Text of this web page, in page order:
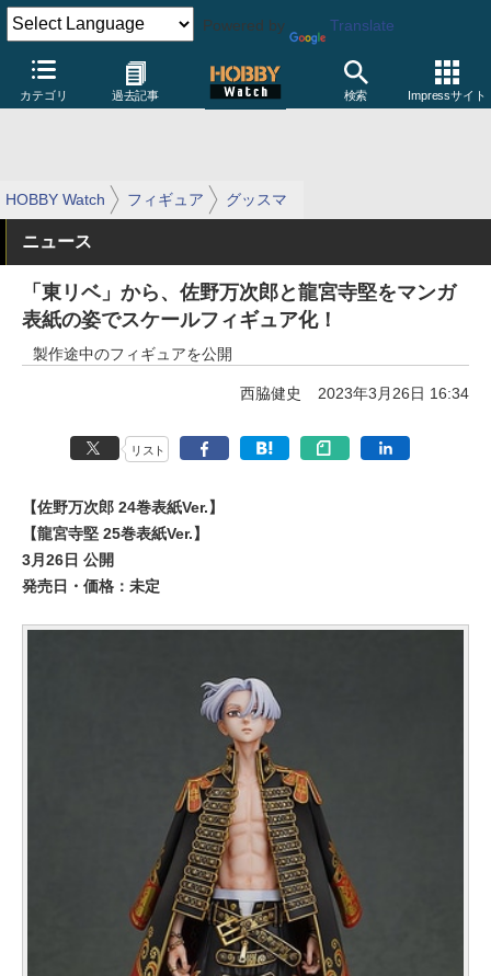
Powered by Translate
カテゴリ 過去記事 検索 Impressサイト
HOBBY Watch フィギュア グッスマ
ニュース
「東リベ」から、佐野万次郎と龍宮寺堅をマンガ
表紙の姿でスケールフィギュア化！
製作途中のフィギュアを公開
西脇健史 2023年3月26日 16:34
リスト
【佐野万次郎 24巻表紙Ver.】
【龍宮寺堅 25巻表紙Ver.】
3月26日 公開
発売日・価格：未定